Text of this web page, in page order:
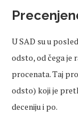
U SAD su u
odsto, od čega je
procenata. Taj
odsto) koji je
deceniju i po.